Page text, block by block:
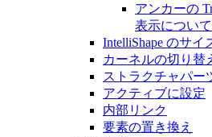
アンカーの
表示について
IntelliShape のサイ
カーネルの切り替
ストラクチャパー
アクティブに設定
内部リンク
要素の置き換え